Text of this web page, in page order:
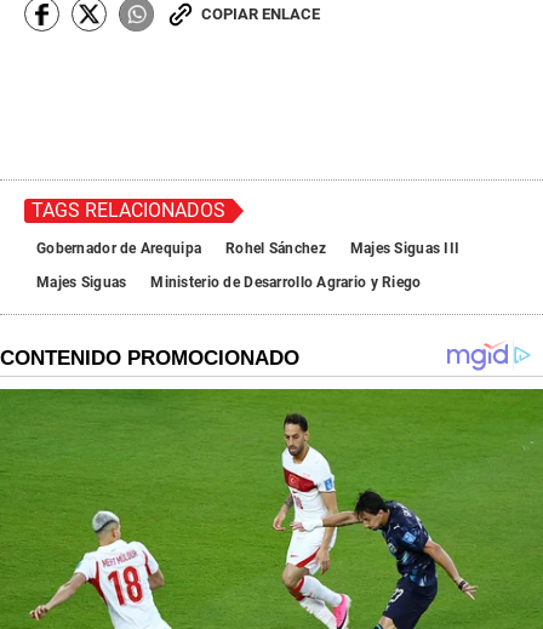
COPIAR ENLACE
TAGS RELACIONADOS
Gobernador de Arequipa Rohel Sánchez
Majes Siguas III
Majes Siguas
Ministerio de Desarrollo Agrario y Riego